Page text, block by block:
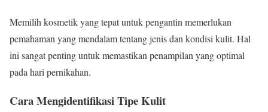
Memilih kosmetik yang tepat untuk pengantin memerlukan
pemahaman yang mendalam tentang jenis dan kondisi kulit. Hal
ini sangat penting untuk memastikan penampilan yang optimal
pada hari pernikahan.
Cara Mengidentifikasi Tipe Kulit